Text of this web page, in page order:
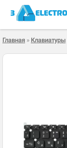
Главная » Клавиатуры